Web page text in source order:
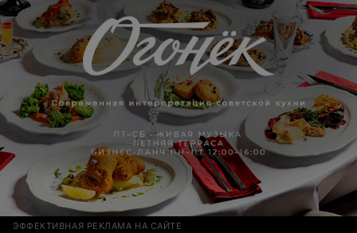
ЭФФЕКТИВНАЯ РЕКЛАМА НА САЙТЕ